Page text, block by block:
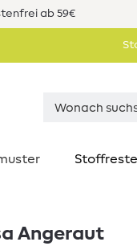
ab 59€
Stoffreste
Angeraut